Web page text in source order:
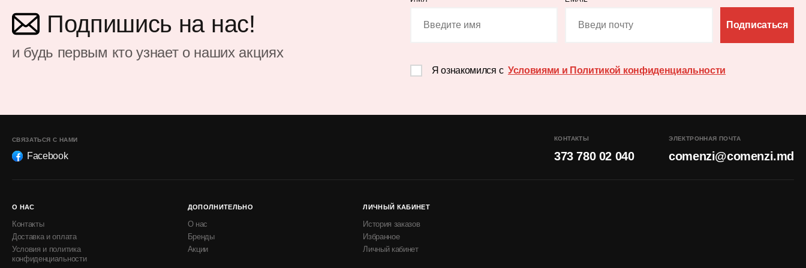
Подпишись на нас!
и будь первым кто узнает о наших акциях
Подписаться
Я ознакомился с Условиями и Политикой конфиденциальности
СВЯЗАТЬСЯ С НАМИ
Facebook
КОНТАКТЫ
373 780 02 040
ЭЛЕКТРОННАЯ ПОЧТА
comenzi@comenzi.md
О НАС
Контакты
Доставка и оплата
Условия и политика
конфиденциальности
ДОПОЛНИТЕЛЬНО
О нас
Бренды
Акции
ЛИЧНЫЙ КАБИНЕТ
История заказов
Избранное
Личный кабинет